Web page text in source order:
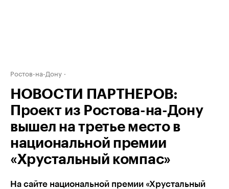
Ростов-на-Дону
НОВОСТИ ПАРТНЕРОВ:
Проект из Ростова-на-Дону
вышел на третье место в
национальной премии
«Хрустальный компас»
На сайте национальной премии «Хрустальный